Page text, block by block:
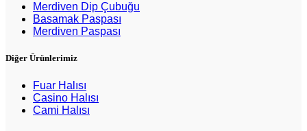
Merdiven Dip Çubuğu
Basamak Paspası
Merdiven Paspası
Diğer Ürünlerimiz
Fuar Halısı
Casino Halısı
Cami Halısı